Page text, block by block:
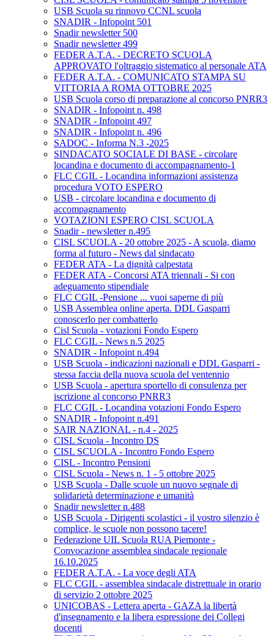
USB Scuola su rinnovo CCNL scuola
SNADIR - Infopoint 501
Snadir newsletter 500
Snadir newsletter 499
FEDER A.T.A. - DECRETO SCUOLA
APPROVATO l'oltraggio sistematico al personale ATA
FEDER A.T.A. - COMUNICATO STAMPA SU
VITTORIA A ROMA OTTOBRE 2025
USB Scuola corso di preparazione al concorso PNRR3
SNADIR - Infopoint n. 498
SNADIR - Infopoint 497
SNADIR - Infopoint n. 496
SADOC - Informa N.3 -2025
SINDACATO SOCIALE DI BASE - circolare
locandina e documento di accompagnamento-1
FLC CGIL - Locandina informazioni assistenza
procedura VOTO ESPERO
USB - circolare locandina e documento di
accompagnamento
VOTAZIONI ESPERO CISL SCUOLA
Snadir - newsletter n.495
CISL SCUOLA - 20 ottobre 2025 - A scuola, diamo
forma al futuro - News dal sindacato
FEDER ATA - La dignità calpestata
FEDER ATA - Concorsi ATA triennali - Si con
adeguamento stipendiale
FLC CGIL -Pensione ... vuoi saperne di più
USB Assemblea online aperta. DDL Gasparri
conoscerlo per combatterlo
Cisl Scuola - votazioni Fondo Espero
FLC CGIL - News n.5 2025
SNADIR - Infopoint n.494
USB Scuola - indicazioni nazionali e DDL Gasparri -
stessa faccia della nuova scuola del ventennio
USB Scuola - apertura sportello di consulenza per
iscrizione al concorso PNRR3
FLC CGIL - Locandina votazioni Fondo Espero
SNADIR - Infopoint n.491
SAIR NAZIONAL - n.4 - 2025
CISL Scuola - Incontro DS
CISL SCUOLA - Incontro Fondo Espero
CISL - Incontro Pensioni
CISL Scuola - News n. 1 - 5 ottobre 2025
USB Scuola - Dalle scuole un nuovo segnale di
solidarietà determinazione e umanità
Snadir newsletter n.488
USB Scuola - Dirigenti scolastici - il vostro silenzio è
complice, le scuole non possono tacere!
Federazione UIL Scuola RUA Piemonte -
Convocazione assemblea sindacale regionale
16.10.2025
FEDER A.T.A. - La voce degli ATA
FLC CGIL - assemblea sindacale distrettuale in orario
di servizio 2 ottobre 2025
UNICOBAS - Lettera aperta - GAZA la libertà
d'insegnamento e la libera espressione dei Collegi
docenti